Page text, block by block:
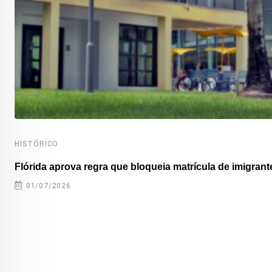
HISTÓRICO
Flórida aprova regra que bloqueia matrícula de
01/07/2026